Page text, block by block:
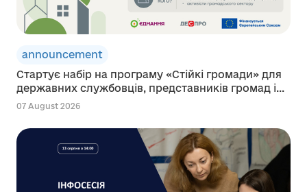
announcement
Стартує набір на програму «Стійкі громади» для
державних службовців, представників громад і...
07 August 2026